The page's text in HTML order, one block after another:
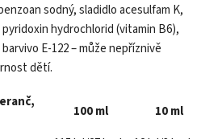
sodný, sladidlo acesulfam K,
hydrochlorid (vitamin B6),
E-122 – může nepříznivě
dětí.
100 ml
10 ml